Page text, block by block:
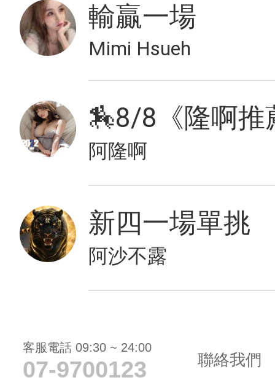
輸贏一場
Mimi Hsueh
🏇8/8《隆啊推
阿隆啊
新四一場單挑
阿沙不露
客服電話 09:30 ~ 24:00
07-9700123 聯絡我們